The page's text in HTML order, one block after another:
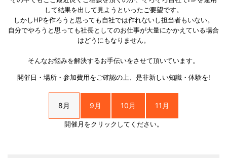
して結果を出して見ようといったご要望です。
しかしHPを作ろうと思っても自社では作れないし担当者もいない。
自分でやろうと思っても社長としてのお仕事が大量にかかえている場合
はどうにもなりません。
そんなお悩みを解決するお手伝いをさせて頂いています。
開催日・場所・参加費用をご確認の上、是非新しい知識・体験を!
8月 9月 10月 11月
開催月をクリックしてください。